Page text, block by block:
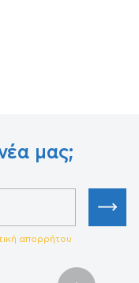
μας;
απορρήτου